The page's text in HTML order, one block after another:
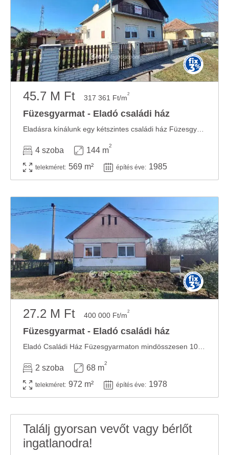
45.7 M Ft 317 361 Ft/m2
Füzesgyarmat - Eladó családi ház
4 szoba 144 m
2
telekméret: 569 m² építés éve: 1985
27.2 M Ft 400 000 Ft/m2
Füzesgyarmat - Eladó családi ház
2 szoba 68 m
2
telekméret: 972 m² építés éve: 1978
Találj gyorsan vevőt vagy bérlőt
ingatlanodra!